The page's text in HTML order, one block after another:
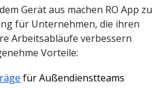
Gerät aus machen RO App zu
für Unternehmen, die ihren
Arbeitsabläufe verbessern
Vorteile:
für Außendienstteams